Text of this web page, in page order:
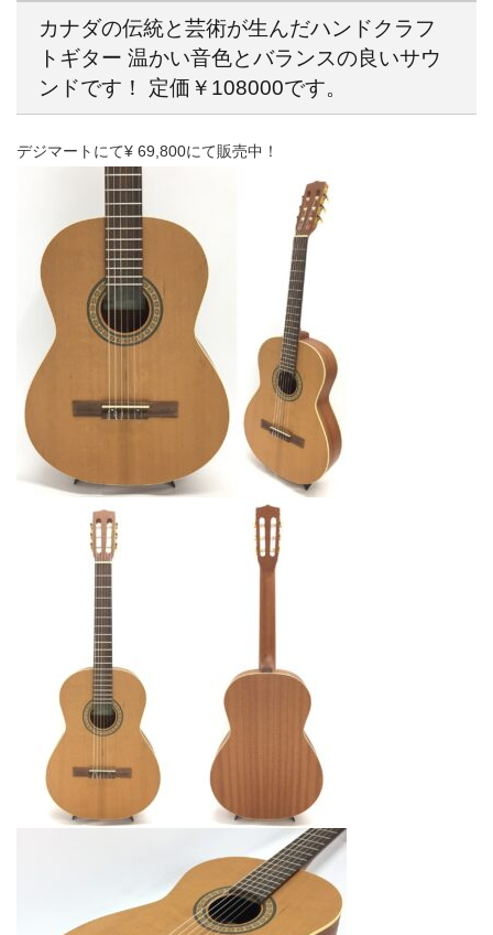
カナダの伝統と芸術が生んだハンドクラフ
トギター 温かい音色とバランスの良いサウ
ンドです！ 定価￥108000です。
デジマートにて¥ 69,800にて販売中！